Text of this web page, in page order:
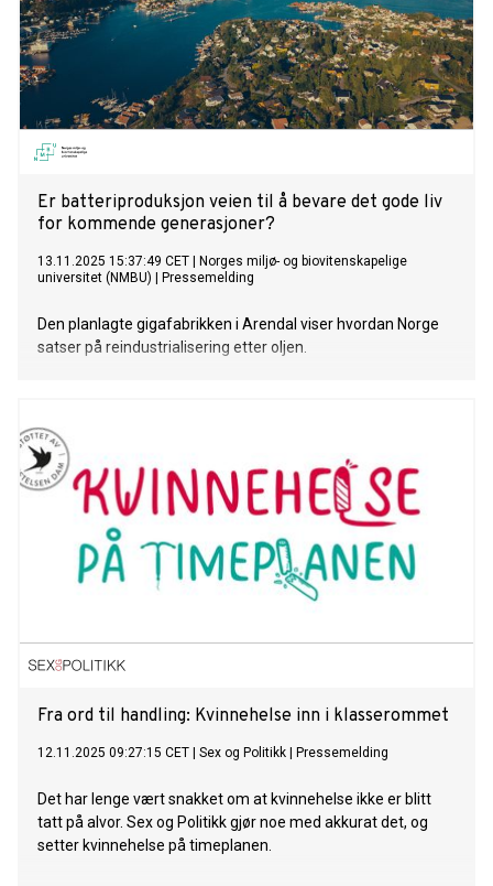
Er batteriproduksjon veien til å bevare det gode liv
for kommende generasjoner?
13.11.2025 15:37:49 CET
Norges miljø- og biovitenskapelige
universitet (NMBU)
Pressemelding
Den planlagte gigafabrikken i Arendal viser hvordan Norge
satser på reindustrialisering etter oljen.
Fra ord til handling: Kvinnehelse inn i klasserommet
12.11.2025 09:27:15 CET Sex og Politikk Pressemelding
Det har lenge vært snakket om at kvinnehelse ikke er blitt
tatt på alvor. Sex og Politikk gjør noe med akkurat det, og
setter kvinnehelse på timeplanen.